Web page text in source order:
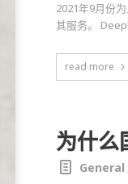
2021年9月份
其服务。
read more
为什么
General